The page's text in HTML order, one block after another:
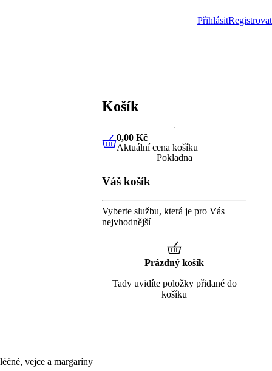
PřihlásitRegistrovat
vejce a margaríny
Košík
0,00 KčAktuální cena košíku
0,00 Kč
Aktuální cena košíku
Pokladna
Váš košík
Vyberte službu, která je pro Vás
nejvhodnější
Prázdný košík
Tady uvidíte položky přidané do
košíku